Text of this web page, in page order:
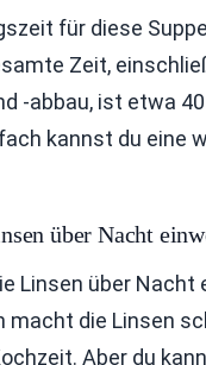
für diese
Zeit,
-abbau, ist etwa
kannst du eine
über Nacht
Linsen über Nacht
macht die Linsen
Aber du